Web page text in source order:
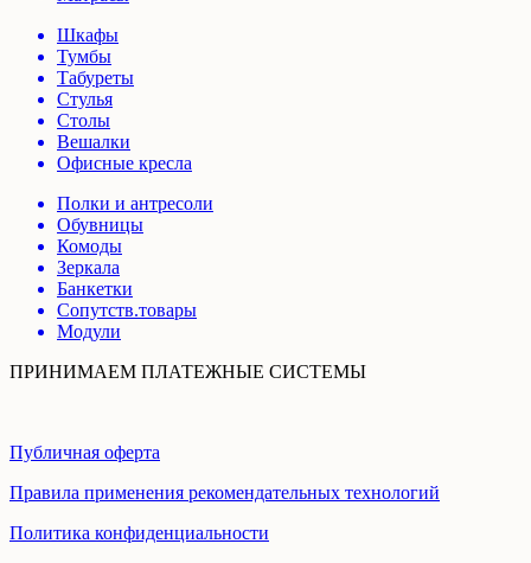
Шкафы
Тумбы
Табуреты
Стулья
Столы
Вешалки
Офисные кресла
Полки и антресоли
Обувницы
Комоды
Зеркала
Банкетки
Сопутств.товары
Модули
ПРИНИМАЕМ ПЛАТЕЖНЫЕ СИСТЕМЫ
Публичная оферта
Правила применения рекомендательных технологий
Политика конфиденциальности